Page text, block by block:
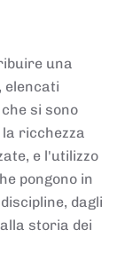
una
elencati
si sono
ricchezza
e l'utilizzo
pongono in
dagli
storia dei